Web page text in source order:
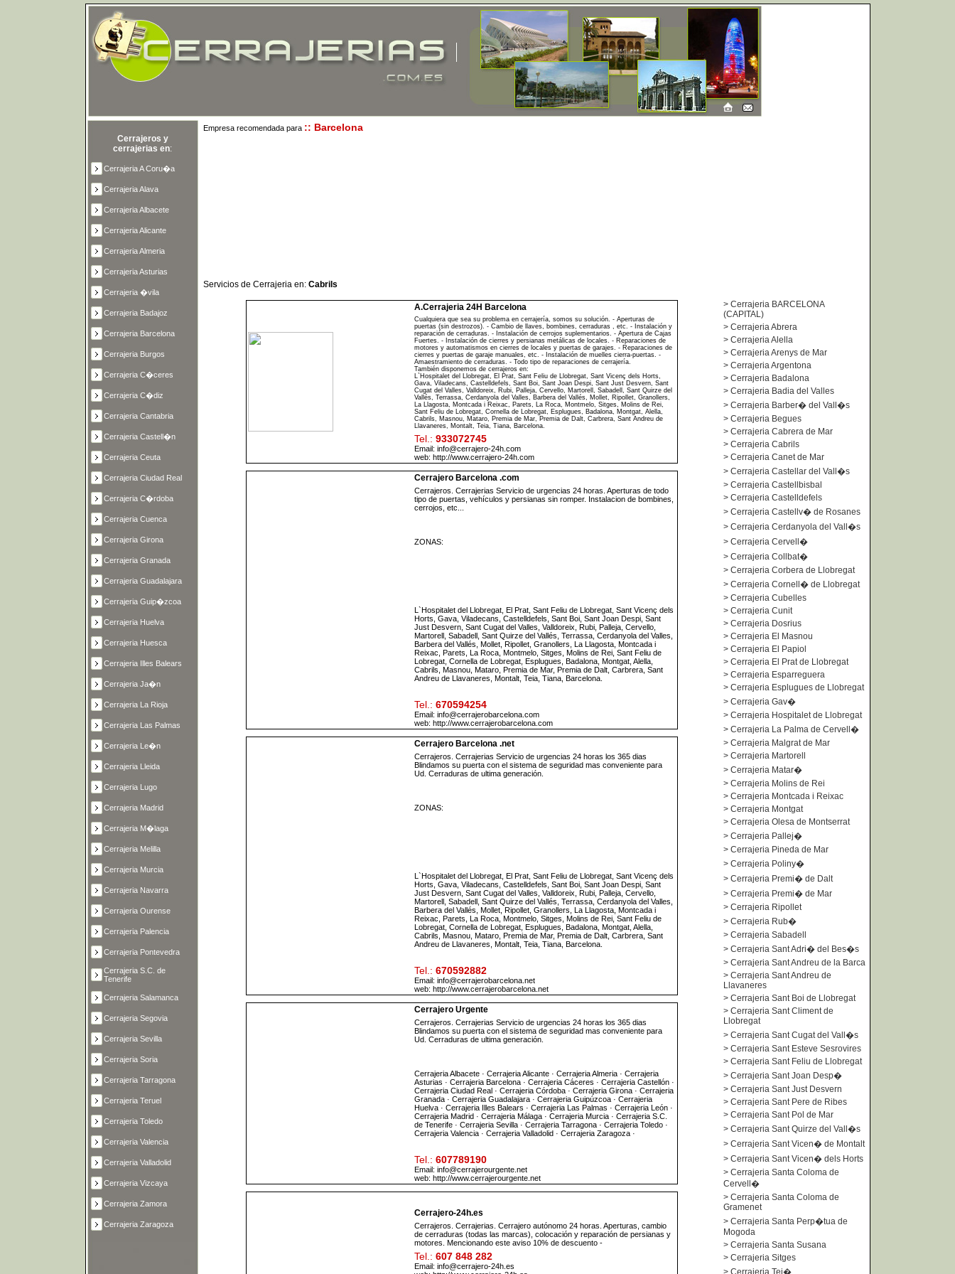
Cerrajeros y
cerrajerias en:
Cerrajeria A Coru�a
Cerrajeria Alava
Cerrajeria Albacete
Cerrajeria Alicante
Cerrajeria Almeria
Cerrajeria Asturias
Cerrajeria �vila
Cerrajeria Badajoz
Cerrajeria Barcelona
Cerrajeria Burgos
Cerrajeria C�ceres
Cerrajeria C�diz
Cerrajeria Cantabria
Cerrajeria Castell�n
Cerrajeria Ceuta
Cerrajeria Ciudad Real
Cerrajeria C�rdoba
Cerrajeria Cuenca
Cerrajeria Girona
Cerrajeria Granada
Cerrajeria Guadalajara
Cerrajeria Guip�zcoa
Cerrajeria Huelva
Cerrajeria Huesca
Cerrajeria Illes Balears
Cerrajeria Ja�n
Cerrajeria La Rioja
Cerrajeria Las Palmas
Cerrajeria Le�n
Cerrajeria Lleida
Cerrajeria Lugo
Cerrajeria Madrid
Cerrajeria M�laga
Cerrajeria Melilla
Cerrajeria Murcia
Cerrajeria Navarra
Cerrajeria Ourense
Cerrajeria Palencia
Cerrajeria Pontevedra
Cerrajeria S.C. de
Tenerife
Cerrajeria Salamanca
Cerrajeria Segovia
Cerrajeria Sevilla
Cerrajeria Soria
Cerrajeria Tarragona
Cerrajeria Teruel
Cerrajeria Toledo
Cerrajeria Valencia
Cerrajeria Valladolid
Cerrajeria Vizcaya
Cerrajeria Zamora
Cerrajeria Zaragoza
Empresa recomendada para :: Barcelona
Servicios de Cerrajeria en: Cabrils
A.Cerrajeria 24H Barcelona
Cualquiera que sea su problema en cerrajería, somos su solución. - Aperturas de
puertas (sin destrozos). - Cambio de llaves, bombines, cerraduras , etc. - Instalación y
reparación de cerraduras. - Instalación de cerrojos suplementarios. - Apertura de Cajas
Fuertes. - Instalación de cierres y persianas metálicas de locales. - Reparaciones de
motores y automatismos en cierres de locales y puertas de garajes. - Reparaciones de
cierres y puertas de garaje manuales, etc. - Instalación de muelles cierra-puertas. -
Amaestramiento de cerraduras. - Todo tipo de reparaciones de cerrajería.
También disponemos de cerrajeros en:
L`Hospitalet del Llobregat, El Prat, Sant Feliu de Llobregat, Sant Vicenç dels Horts,
Gava, Viladecans, Castelldefels, Sant Boi, Sant Joan Despi, Sant Just Desvern, Sant
Cugat del Valles, Valldoreix, Rubi, Palleja, Cervello, Martorell, Sabadell, Sant Quirze del
Vallés, Terrassa, Cerdanyola del Valles, Barbera del Vallés, Mollet, Ripollet, Granollers,
La Llagosta, Montcada i Reixac, Parets, La Roca, Montmelo, Sitges, Molins de Rei,
Sant Feliu de Lobregat, Cornella de Lobregat, Esplugues, Badalona, Montgat, Alella,
Cabrils, Masnou, Mataro, Premia de Mar, Premia de Dalt, Carbrera, Sant Andreu de
Llavaneres, Montalt, Teia, Tiana, Barcelona.
Tel.: 933072745
Email: info@cerrajero-24h.com
web: http://www.cerrajero-24h.com
Cerrajero Barcelona .com
Cerrajeros. Cerrajerias Servicio de urgencias 24 horas. Aperturas de todo
tipo de puertas, vehículos y persianas sin romper. Instalacion de bombines,
cerrojos, etc...
ZONAS:
L`Hospitalet del Llobregat, El Prat, Sant Feliu de Llobregat, Sant Vicenç dels
Horts, Gava, Viladecans, Castelldefels, Sant Boi, Sant Joan Despi, Sant
Just Desvern, Sant Cugat del Valles, Valldoreix, Rubi, Palleja, Cervello,
Martorell, Sabadell, Sant Quirze del Vallés, Terrassa, Cerdanyola del Valles,
Barbera del Vallés, Mollet, Ripollet, Granollers, La Llagosta, Montcada i
Reixac, Parets, La Roca, Montmelo, Sitges, Molins de Rei, Sant Feliu de
Lobregat, Cornella de Lobregat, Esplugues, Badalona, Montgat, Alella,
Cabrils, Masnou, Mataro, Premia de Mar, Premia de Dalt, Carbrera, Sant
Andreu de Llavaneres, Montalt, Teia, Tiana, Barcelona.
Tel.: 670594254
Email: info@cerrajerobarcelona.com
web: http://www.cerrajerobarcelona.com
Cerrajero Barcelona .net
Cerrajeros. Cerrajerias Servicio de urgencias 24 horas los 365 dias
Blindamos su puerta con el sistema de seguridad mas conveniente para
Ud. Cerraduras de ultima generación.
ZONAS:
L`Hospitalet del Llobregat, El Prat, Sant Feliu de Llobregat, Sant Vicenç dels
Horts, Gava, Viladecans, Castelldefels, Sant Boi, Sant Joan Despi, Sant
Just Desvern, Sant Cugat del Valles, Valldoreix, Rubi, Palleja, Cervello,
Martorell, Sabadell, Sant Quirze del Vallés, Terrassa, Cerdanyola del Valles,
Barbera del Vallés, Mollet, Ripollet, Granollers, La Llagosta, Montcada i
Reixac, Parets, La Roca, Montmelo, Sitges, Molins de Rei, Sant Feliu de
Lobregat, Cornella de Lobregat, Esplugues, Badalona, Montgat, Alella,
Cabrils, Masnou, Mataro, Premia de Mar, Premia de Dalt, Carbrera, Sant
Andreu de Llavaneres, Montalt, Teia, Tiana, Barcelona.
Tel.: 670592882
Email: info@cerrajerobarcelona.net
web: http://www.cerrajerobarcelona.net
Cerrajero Urgente
Cerrajeros. Cerrajerias Servicio de urgencias 24 horas los 365 dias
Blindamos su puerta con el sistema de seguridad mas conveniente para
Ud. Cerraduras de ultima generación.
Cerrajeria Albacete · Cerrajeria Alicante · Cerrajeria Almeria · Cerrajeria
Asturias · Cerrajeria Barcelona · Cerrajeria Cáceres · Cerrajeria Castellón ·
Cerrajeria Ciudad Real · Cerrajeria Córdoba · Cerrajeria Girona · Cerrajeria
Granada · Cerrajeria Guadalajara · Cerrajeria Guipúzcoa · Cerrajeria
Huelva · Cerrajeria Illes Balears · Cerrajeria Las Palmas · Cerrajeria León ·
Cerrajeria Madrid · Cerrajeria Málaga · Cerrajeria Murcia · Cerrajeria S.C.
de Tenerife · Cerrajeria Sevilla · Cerrajeria Tarragona · Cerrajeria Toledo ·
Cerrajeria Valencia · Cerrajeria Valladolid · Cerrajeria Zaragoza ·
Tel.: 607789190
Email: info@cerrajerourgente.net
web: http://www.cerrajerourgente.net
Cerrajero-24h.es
Cerrajeros. Cerrajerias. Cerrajero autónomo 24 horas. Aperturas, cambio
de cerraduras (todas las marcas), colocación y reparación de persianas y
motores. Mencionando este aviso 10% de descuento -
Tel.: 607 848 282
Email: info@cerrajero-24h.es
> Cerrajeria BARCELONA
(CAPITAL)
> Cerrajeria Abrera
> Cerrajeria Alella
> Cerrajeria Arenys de Mar
> Cerrajeria Argentona
> Cerrajeria Badalona
> Cerrajeria Badia del Valles
> Cerrajeria Barber� del Vall�s
> Cerrajeria Begues
> Cerrajeria Cabrera de Mar
> Cerrajeria Cabrils
> Cerrajeria Canet de Mar
> Cerrajeria Castellar del Vall�s
> Cerrajeria Castellbisbal
> Cerrajeria Castelldefels
> Cerrajeria Castellv� de Rosanes
> Cerrajeria Cerdanyola del Vall�s
> Cerrajeria Cervell�
> Cerrajeria Collbat�
> Cerrajeria Corbera de Llobregat
> Cerrajeria Cornell� de Llobregat
> Cerrajeria Cubelles
> Cerrajeria Cunit
> Cerrajeria Dosrius
> Cerrajeria El Masnou
> Cerrajeria El Papiol
> Cerrajeria El Prat de Llobregat
> Cerrajeria Esparreguera
> Cerrajeria Esplugues de Llobregat
> Cerrajeria Gav�
> Cerrajeria Hospitalet de Llobregat
> Cerrajeria La Palma de Cervell�
> Cerrajeria Malgrat de Mar
> Cerrajeria Martorell
> Cerrajeria Matar�
> Cerrajeria Molins de Rei
> Cerrajeria Montcada i Reixac
> Cerrajeria Montgat
> Cerrajeria Olesa de Montserrat
> Cerrajeria Pallej�
> Cerrajeria Pineda de Mar
> Cerrajeria Poliny�
> Cerrajeria Premi� de Dalt
> Cerrajeria Premi� de Mar
> Cerrajeria Ripollet
> Cerrajeria Rub�
> Cerrajeria Sabadell
> Cerrajeria Sant Adri� del Bes�s
> Cerrajeria Sant Andreu de la Barca
> Cerrajeria Sant Andreu de
Llavaneres
> Cerrajeria Sant Boi de Llobregat
> Cerrajeria Sant Climent de
Llobregat
> Cerrajeria Sant Cugat del Vall�s
> Cerrajeria Sant Esteve Sesrovires
> Cerrajeria Sant Feliu de Llobregat
> Cerrajeria Sant Joan Desp�
> Cerrajeria Sant Just Desvern
> Cerrajeria Sant Pere de Ribes
> Cerrajeria Sant Pol de Mar
> Cerrajeria Sant Quirze del Vall�s
> Cerrajeria Sant Vicen� de Montalt
> Cerrajeria Sant Vicen� dels Horts
> Cerrajeria Santa Coloma de
Cervell�
> Cerrajeria Santa Coloma de
Gramenet
> Cerrajeria Santa Perp�tua de
Mogoda
> Cerrajeria Santa Susana
> Cerrajeria Sitges
> Cerrajeria Tei�